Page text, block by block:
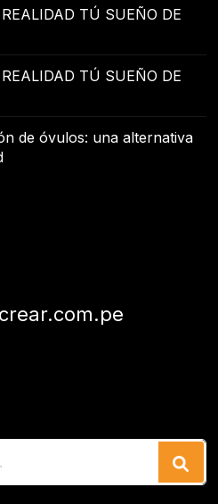
TÚ SUEÑO DE
TÚ SUEÑO DE
de óvulos: una alternativa